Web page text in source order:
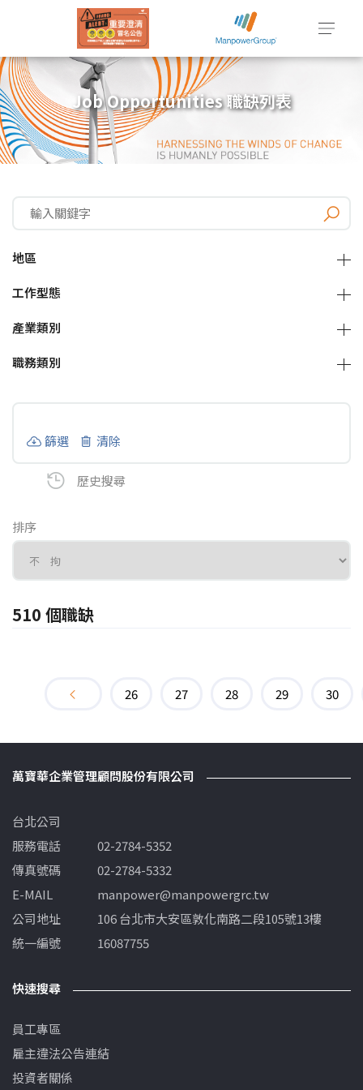
Job Opportunities 職缺列表
地區
工作型態
產業類別
職務類別
篩選 清除
歷史搜尋
排序
510 個職缺
26 27 28 29 30
萬寶華企業管理顧問股份有限公司
台北公司
服務電話
02-2784-5352
傳真號碼
02-2784-5332
E-MAIL
manpower@manpowergrc.tw
公司地址
106 台北市大安區敦化南路二段105號13樓
統一編號
16087755
快速搜尋
員工專區
雇主違法公告連結
投資者關係